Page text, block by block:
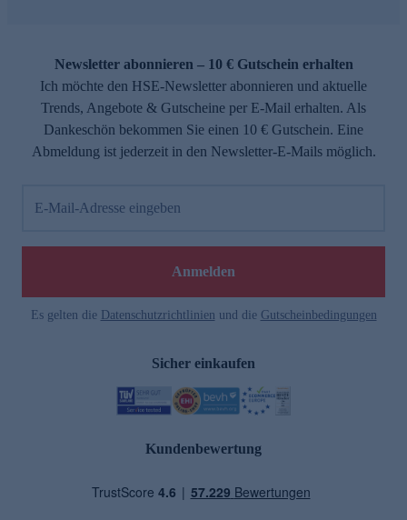
Newsletter abonnieren – 10 € Gutschein erhalten
Ich möchte den HSE-Newsletter abonnieren und aktuelle
Trends, Angebote & Gutscheine per E-Mail erhalten. Als
Dankeschön bekommen Sie einen 10 € Gutschein. Eine
Abmeldung ist jederzeit in den Newsletter-E-Mails möglich.
E-Mail-Adresse eingeben
Anmelden
Es gelten die Datenschutzrichtlinien und die Gutscheinbedingungen
Sicher einkaufen
Kundenbewertung